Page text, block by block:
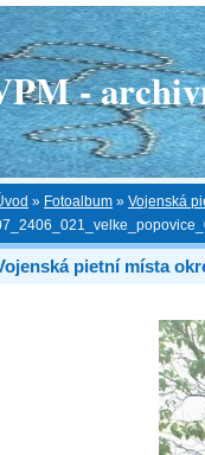
-
» Fotoalbum » Vojenská
pietní místa